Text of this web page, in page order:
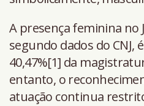
A presença feminina no
segundo dados do CNJ,
40,47%[1] da
entanto, o
atuação continua